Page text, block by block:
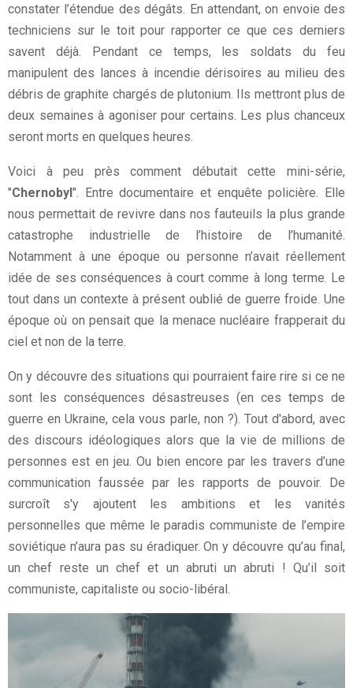
constater l’étendue des dégâts. En attendant, on envoie des
techniciens sur le toit pour rapporter ce que ces derniers
savent déjà. Pendant ce temps, les soldats du feu
manipulent des lances à incendie dérisoires au milieu des
débris de graphite chargés de plutonium. Ils mettront plus de
deux semaines à agoniser pour certains. Les plus chanceux
seront morts en quelques heures.
Voici à peu près comment débutait cette mini-série,
"Chernobyl". Entre documentaire et enquête policière. Elle
nous permettait de revivre dans nos fauteuils la plus grande
catastrophe industrielle de l’histoire de l’humanité.
Notamment à une époque ou personne n’avait réellement
idée de ses conséquences à court comme à long terme. Le
tout dans un contexte à présent oublié de guerre froide. Une
époque où on pensait que la menace nucléaire frapperait du
ciel et non de la terre.
On y découvre des situations qui pourraient faire rire si ce ne
sont les conséquences désastreuses (en ces temps de
guerre en Ukraine, cela vous parle, non ?). Tout d'abord, avec
des discours idéologiques alors que la vie de millions de
personnes est en jeu. Ou bien encore par les travers d’une
communication faussée par les rapports de pouvoir. De
surcroît s'y ajoutent les ambitions et les vanités
personnelles que même le paradis communiste de l’empire
soviétique n’aura pas su éradiquer. On y découvre qu’au final,
un chef reste un chef et un abruti un abruti ! Qu’il soit
communiste, capitaliste ou socio-libéral.